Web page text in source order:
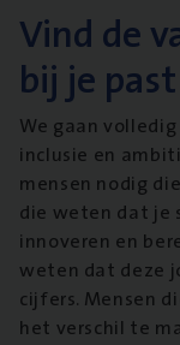
Vind de
bij je past
We gaan
inclusie en
mensen nodig
die weten dat
innoveren en
weten dat deze
cijfers. Mensen
het verschil te